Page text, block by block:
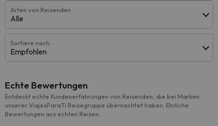
Arten von Reisenden
Alle
Sortiere nach:
Empfohlen
Echte Bewertungen
Entdeckt echte Kundenerfahrungen von Reisenden, die bei Marken
unserer ViajesParaTi Reisegruppe übernachtet haben. Ehrliche
Bewertungen aus echten Reisen.